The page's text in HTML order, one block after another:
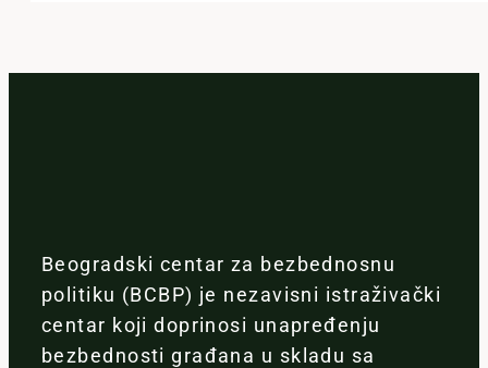
Beogradski centar za bezbednosnu
politiku (BCBP) je nezavisni istraživački
centar koji doprinosi unapređenju
bezbednosti građana u skladu sa